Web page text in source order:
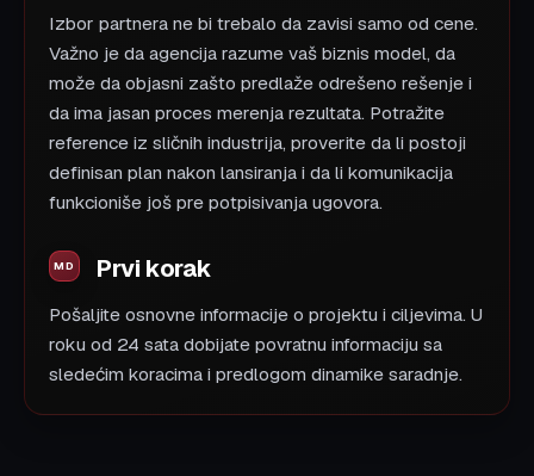
Izbor partnera ne bi trebalo da zavisi samo od cene.
Važno je da agencija razume vaš biznis model, da
može da objasni zašto predlaže odrešeno rešenje i
da ima jasan proces merenja rezultata. Potražite
reference iz sličnih industrija, proverite da li postoji
definisan plan nakon lansiranja i da li komunikacija
funkcioniše još pre potpisivanja ugovora.
Prvi korak
Pošaljite osnovne informacije o projektu i ciljevima. U
roku od 24 sata dobijate povratnu informaciju sa
sledećim koracima i predlogom dinamike saradnje.